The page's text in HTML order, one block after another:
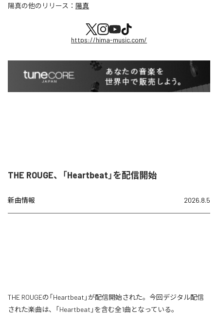
陽真の他のリリース： 陽真
https://hima-music.com/
THE ROUGE、「Heartbeat」を配信開始
新曲情報 2026.8.5
THE ROUGEの「Heartbeat」が配信開始された。今回デジタル配信
された楽曲は、「Heartbeat」を含む全1曲となっている。